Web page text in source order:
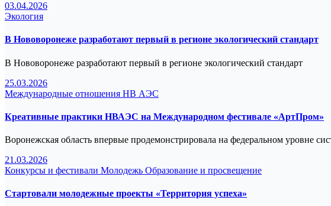
03.04.2026
Экология
В Нововоронеже разработают первый в регионе экологический стандарт
В Нововоронеже разработают первый в регионе экологический стандарт
25.03.2026
Международные отношения НВ АЭС
Креативные практики НВАЭС на Международном фестивале «АртПром»
Воронежская область впервые продемонстрировала на федеральном уровне
21.03.2026
Конкурсы и фестивали Молодежь Образование и просвещение
Стартовали молодежные проекты «Территория успеха»